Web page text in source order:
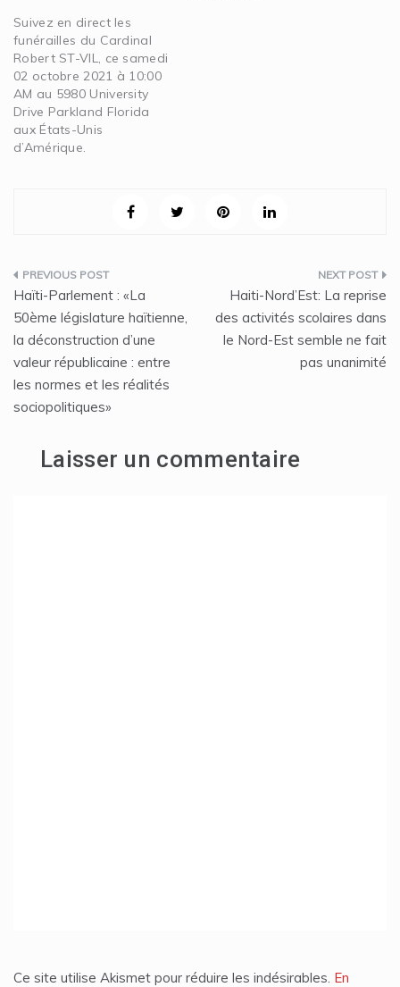
Suivez en direct les
funérailles du Cardinal
Robert ST-VIL, ce samedi
02 octobre 2021 à 10:00
AM au 5980 University
Drive Parkland Florida
aux États-Unis
d’Amérique.
Navigation
de
l’article
Haïti-Parlement : «La
50ème législature haïtienne,
la déconstruction d’une
valeur républicaine : entre
les normes et les réalités
sociopolitiques»
Haiti-Nord’Est: La reprise
des activités scolaires dans
le Nord-Est semble ne fait
pas unanimité
Laisser un commentaire
Ce site utilise Akismet pour réduire les indésirables. En